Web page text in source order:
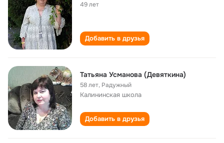
49 лет
Добавить в друзья
Татьяна Усманова (Девяткина)
58 лет, Радужный
Калининская школа
Добавить в друзья